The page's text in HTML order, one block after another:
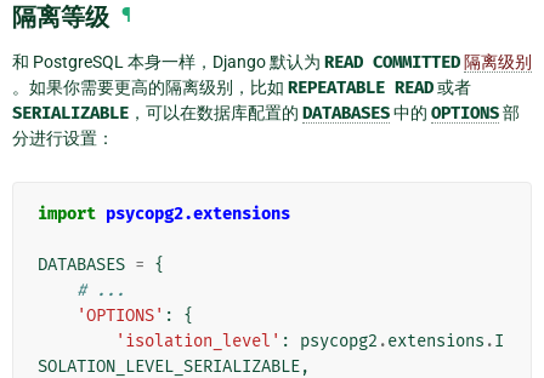
隔离等级 ¶
和 PostgreSQL 本身一样，Django 默认为 READ COMMITTED 隔离级别
。如果你需要更高的隔离级别，比如 REPEATABLE READ或者
SERIALIZABLE ，可以在数据库配置的 DATABASES中的 OPTIONS部
分进行设置：
import psycopg2.extensions
DATABASES = {
# ...
'OPTIONS' :
{
'isolation_level' : psycopg2 .extensions .I
SOLATION_LEVEL_SERIALIZABLE,